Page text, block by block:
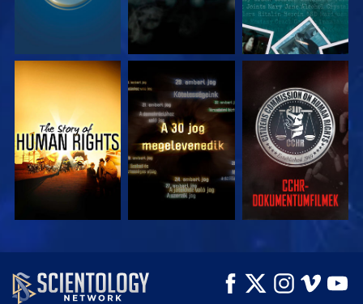
MŰSORNÉZÉS MŰSORNÉZÉS MŰSORNÉZÉS
MŰSORNÉZÉS MŰSORNÉZÉS
A SOROZAT
RÉSZEI